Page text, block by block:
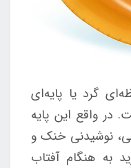
گرد یا پایه‌ای
در واقع این پایه
نوشیدنی خنک و
به هنگام آفتاب